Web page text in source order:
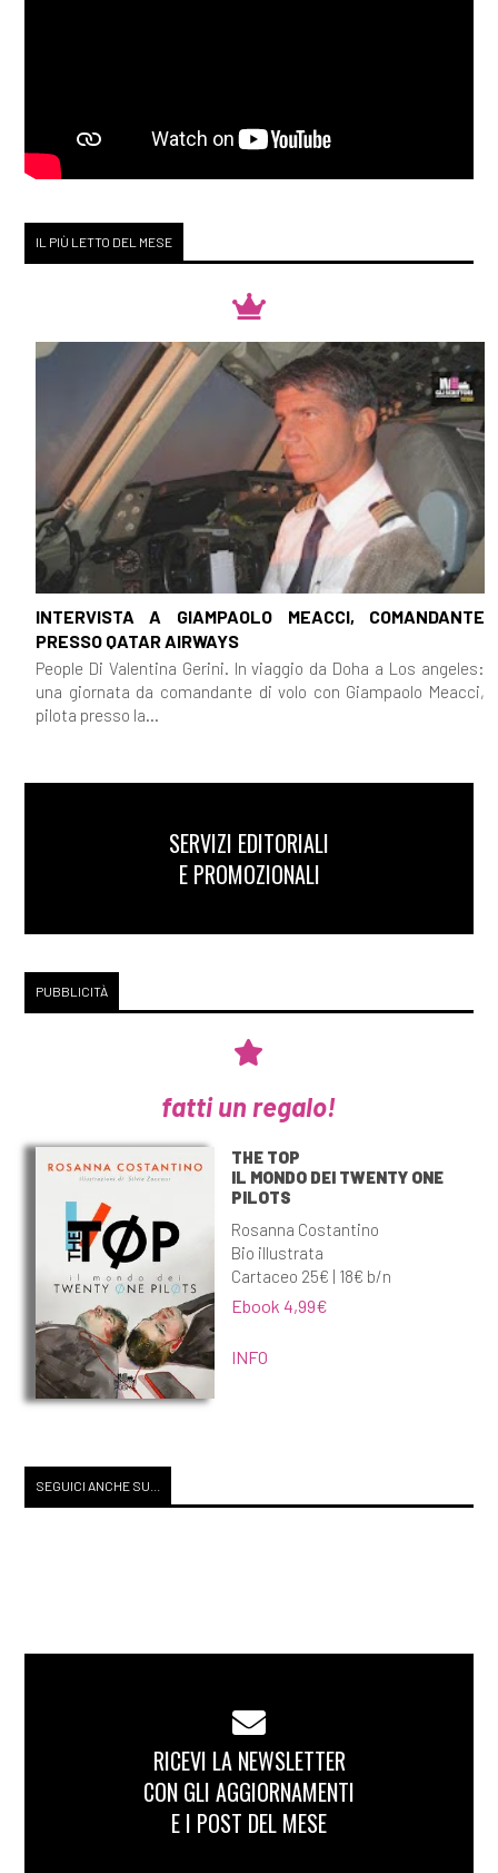
IL PIÙ LETTO DEL MESE
INTERVISTA A GIAMPAOLO MEACCI, COMANDANTE
PRESSO QATAR AIRWAYS
People Di Valentina Gerini. In viaggio da Doha a Los angeles:
una giornata da comandante di volo con Giampaolo Meacci,
pilota presso la...
SERVIZI EDITORIALI
E PROMOZIONALI
PUBBLICITÀ
fatti un regalo!
THE TOP
IL MONDO DEI TWENTY ONE
PILOTS
Rosanna Costantino
Bio illustrata
Cartaceo 25€ | 18€ b/n
Ebook 4,99€
INFO
SEGUICI ANCHE SU...
RICEVI LA NEWSLETTER
CON GLI AGGIORNAMENTI
E I POST DEL MESE